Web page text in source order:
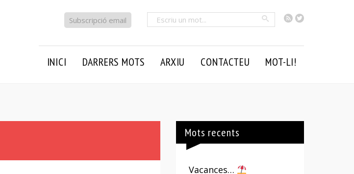
RSSTwitter
Cercar
Subscripció email
INICI DARRERS MOTS ARXIU CONTACTEU MOT-LI!
Mots recents
Vacances…